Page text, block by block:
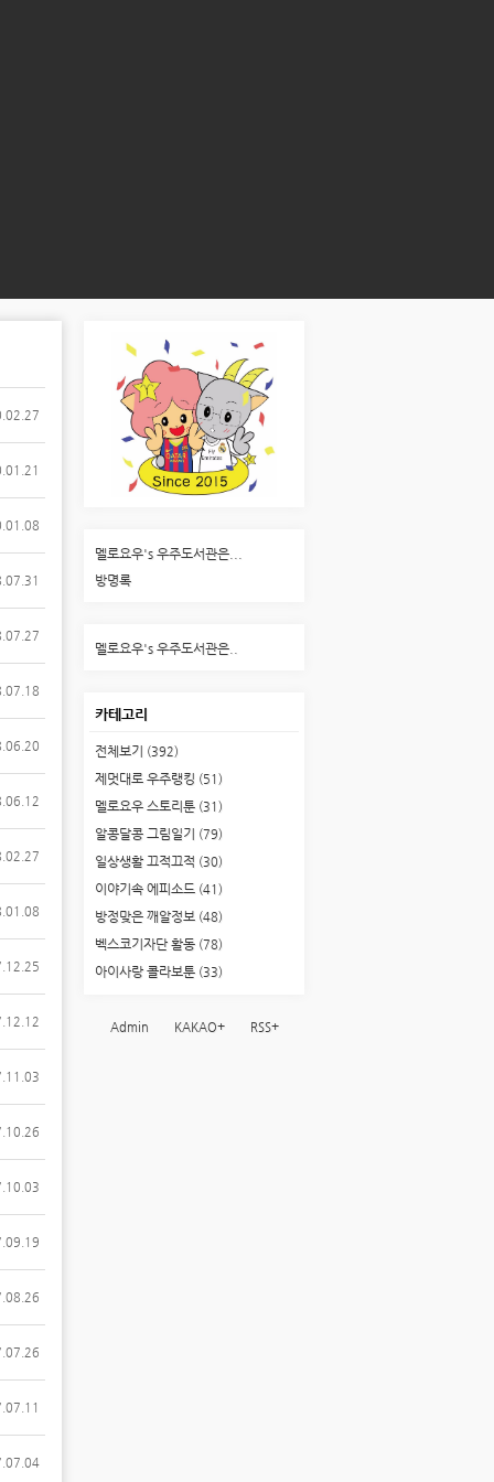
멜로요우's 우주도서관은...
방명록
멜로요우's 우주도서관은..
카테고리
전체보기 (392)
제멋대로 우주랭킹 (51)
멜로요우 스토리툰 (31)
알콩달콩 그림일기 (79)
일상생활 끄적끄적 (30)
이야기속 에피소드 (41)
방정맞은 깨알정보 (48)
벡스코기자단 활동 (78)
아이사랑 콜라보툰 (33)
Admin KAKAO+ RSS+